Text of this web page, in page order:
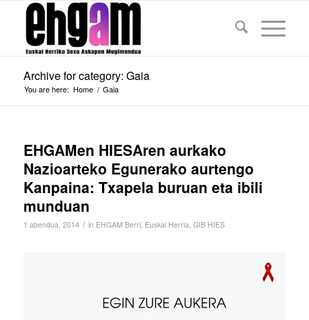
Archive for category: Gaia
You are here: Home / Gaia
EHGAMen HIESAren aurkako
Nazioarteko Egunerako aurtengo
Kanpaina: Txapela buruan eta ibili
munduan
1 abendua, 2014 / in EHGAM Berri, Euskal Herria, GIB HIES